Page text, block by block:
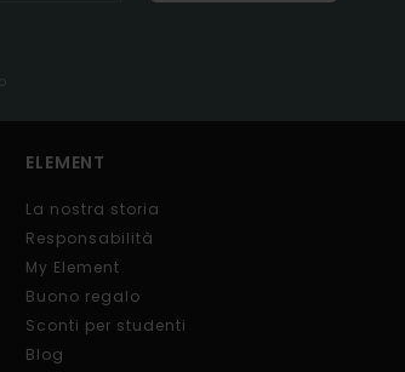
ELEMENT
La nostra storia
Responsabilità
My Element
Buono regalo
Sconti per studenti
Blog